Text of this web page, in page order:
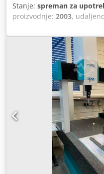
Stanje: spreman za
proizvodnje: 2003,
,
osovina:5, Ovaj 5-osni
je 2003. godine. Ima
1000 mm na Y-osi i 400
granitnu konstrukciju,
portalni dizajn, što ga čini
osiguranju kvalitete i
visokokvalitetne mjerne
LH 54 CMM stroju koji
za više informacija. •
naknadno ugrađeno; novi
od granita; vodilice
Primjene: osiguranje
Dostupnost: trenutno